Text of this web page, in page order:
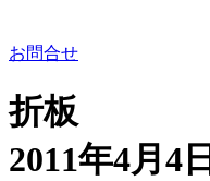
お問合せ
折板
2011年4月4日